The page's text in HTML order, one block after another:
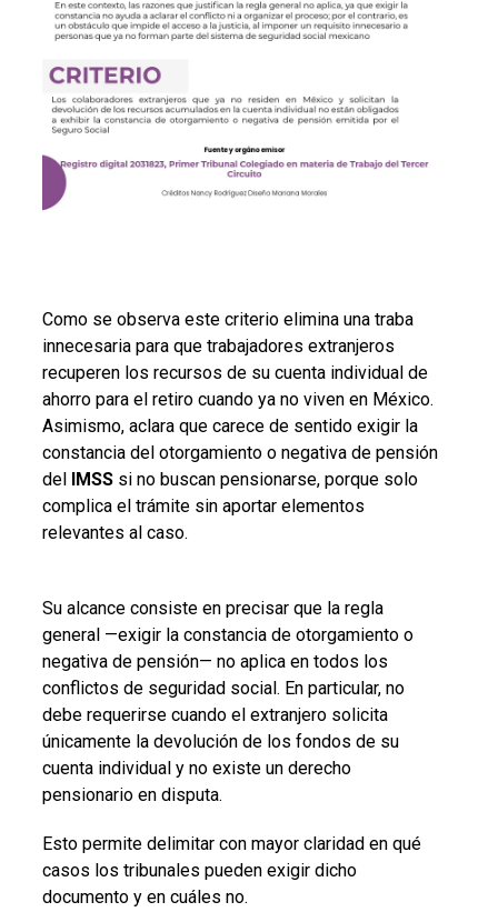
Como se observa este criterio elimina una traba
innecesaria para que trabajadores extranjeros
recuperen los recursos de su cuenta individual de
ahorro para el retiro cuando ya no viven en México.
Asimismo, aclara que carece de sentido exigir la
constancia del otorgamiento o negativa de pensión
del
IMSSsi no buscan pensionarse, porque solo
complica el trámite sin aportar elementos
relevantes al caso.
Su alcance consiste en precisar que la regla
general —exigir la constancia de otorgamiento o
negativa de pensión— no aplica en todos los
conflictos de seguridad social. En particular, no
debe requerirse cuando el extranjero solicita
únicamente la devolución de los fondos de su
cuenta individual y no existe un derecho
pensionario en disputa.
Esto permite delimitar con mayor claridad en qué
casos los tribunales pueden exigir dicho
documento y en cuáles no.